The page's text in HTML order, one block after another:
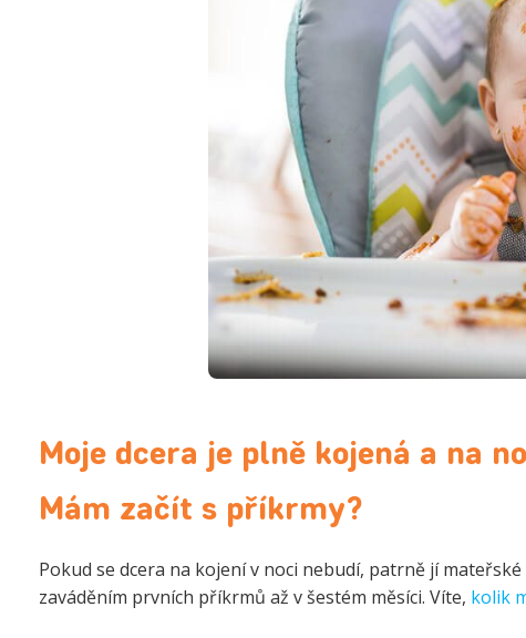
Moje dcera je plně kojená a na
Mám začít s příkrmy?
Pokud se dcera na kojení v noci nebudí, patrně jí
zaváděním prvních příkrmů až v šestém měsíci. Víte, kolik